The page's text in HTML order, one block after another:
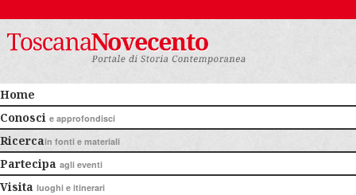
Home
Conosci e approfondisci
Ricercain fonti e materiali
Partecipa agli eventi
Visita luoghi e itinerari